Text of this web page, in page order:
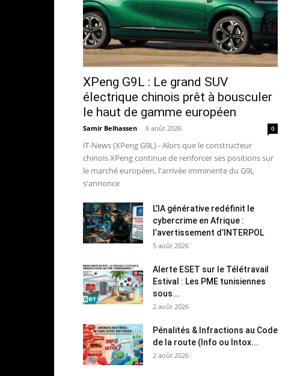
XPeng G9L : Le grand SUV
électrique chinois prêt à bousculer
le haut de gamme européen
Samir Belhassen - 6 août 2026 0
iT-News (XPeng G9L) - Alors que le constructeur
chinois XPeng continue de renforcer ses positions sur
le marché européen, l'arrivée imminente du G9L
s'annonce
L’IA générative redéfinit le
cybercrime en Afrique :
l’avertissement d’INTERPOL
5 août 2026
Alerte ESET sur le Télétravail
Estival : Les PME tunisiennes
sous...
2 août 2026
Pénalités & Infractions au Code
de la route (Info ou Intox...
2 août 2026